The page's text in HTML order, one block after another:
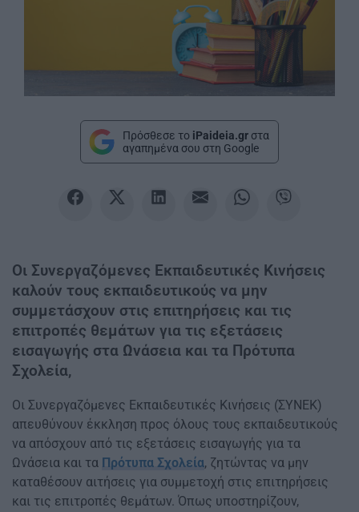
Πρόσθεσε το iPaideia.gr στα
αγαπημένα σου στη Google
Οι Συνεργαζόμενες Εκπαιδευτικές Κινήσεις
καλούν τους εκπαιδευτικούς να μην
συμμετάσχουν στις επιτηρήσεις και τις
επιτροπές θεμάτων για τις εξετάσεις
εισαγωγής στα Ωνάσεια και τα Πρότυπα
Σχολεία,
Οι Συνεργαζόμενες Εκπαιδευτικές Κινήσεις (ΣΥΝΕΚ)
απευθύνουν έκκληση προς όλους τους εκπαιδευτικούς
να απόσχουν από τις εξετάσεις εισαγωγής για τα
Ωνάσεια και τα Πρότυπα Σχολεία, ζητώντας να μην
καταθέσουν αιτήσεις για συμμετοχή στις επιτηρήσεις
και τις επιτροπές θεμάτων. Όπως υποστηρίζουν,